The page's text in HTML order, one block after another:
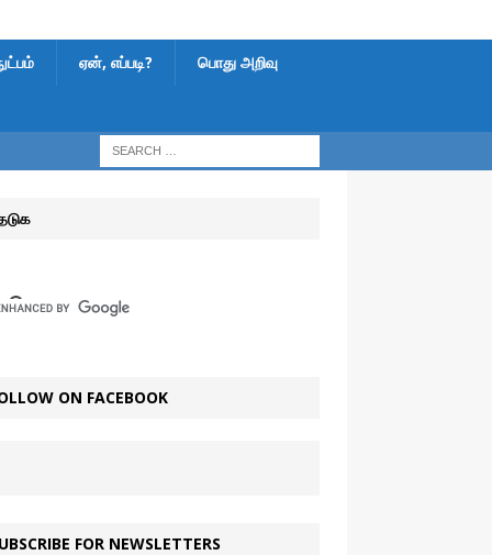
ஏன், எப்படி? பொது அறிவு
ON FACEBOOK
FOR NEWSLETTERS